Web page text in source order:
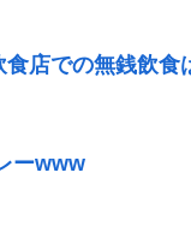
店での無銭飲食
ーwww